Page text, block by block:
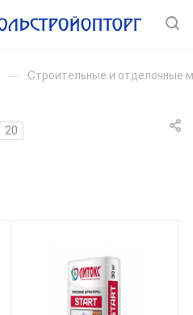
— Строительные и отделочные
20